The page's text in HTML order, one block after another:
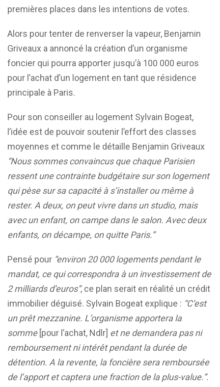
premières places dans les intentions de votes.
Alors pour tenter de renverser la vapeur, Benjamin
Griveaux a annoncé la création d’un organisme
foncier qui pourra apporter jusqu’à 100 000 euros
pour l’achat d’un logement en tant que résidence
principale à Paris.
Pour son conseiller au logement Sylvain Bogeat,
l’idée est de pouvoir soutenir l’effort des classes
moyennes et comme le détaille Benjamin Griveaux
“Nous sommes convaincus que chaque Parisien
ressent une contrainte budgétaire sur son logement
qui pèse sur sa capacité à s’installer ou même à
rester. A deux, on peut vivre dans un studio, mais
avec un enfant, on campe dans le salon. Avec deux
enfants, on décampe, on quitte Paris.”
Pensé pour “environ 20 000 logements pendant le
mandat, ce qui correspondra à un investissement de
2 milliards d’euros”, ce plan serait en réalité un crédit
immobilier déguisé. Sylvain Bogeat explique : “C’est
un prêt mezzanine. L’organisme apportera la
somme [pour l’achat, Ndlr] et ne demandera pas ni
remboursement ni intérêt pendant la durée de
détention. A la revente, la foncière sera remboursée
de l’apport et captera une fraction de la plus-value.”.